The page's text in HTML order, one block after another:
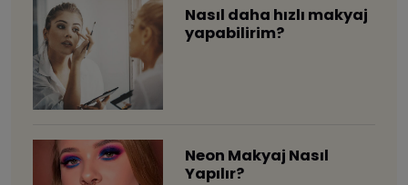
Nasıl daha hızlı makyaj
yapabilirim?
Neon Makyaj Nasıl
Yapılır?